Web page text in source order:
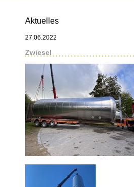
Aktuelles
27.06.2022
Zwiesel